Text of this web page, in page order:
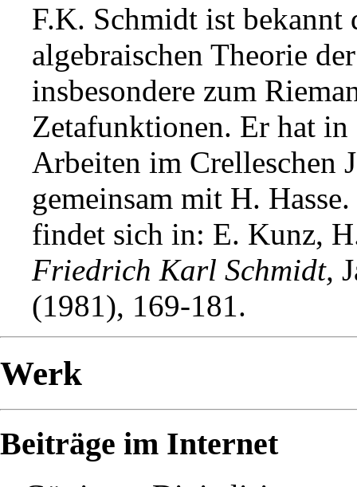
F.K. Schmidt ist bekannt
algebraischen Theorie
insbesondere zum
Zetafunktionen. Er hat
Arbeiten im Crelleschen
gemeinsam mit H.
findet sich in: E. Kunz,
Friedrich Karl Schmidt,
(1981), 169-181.
Werk
Beiträge im Internet